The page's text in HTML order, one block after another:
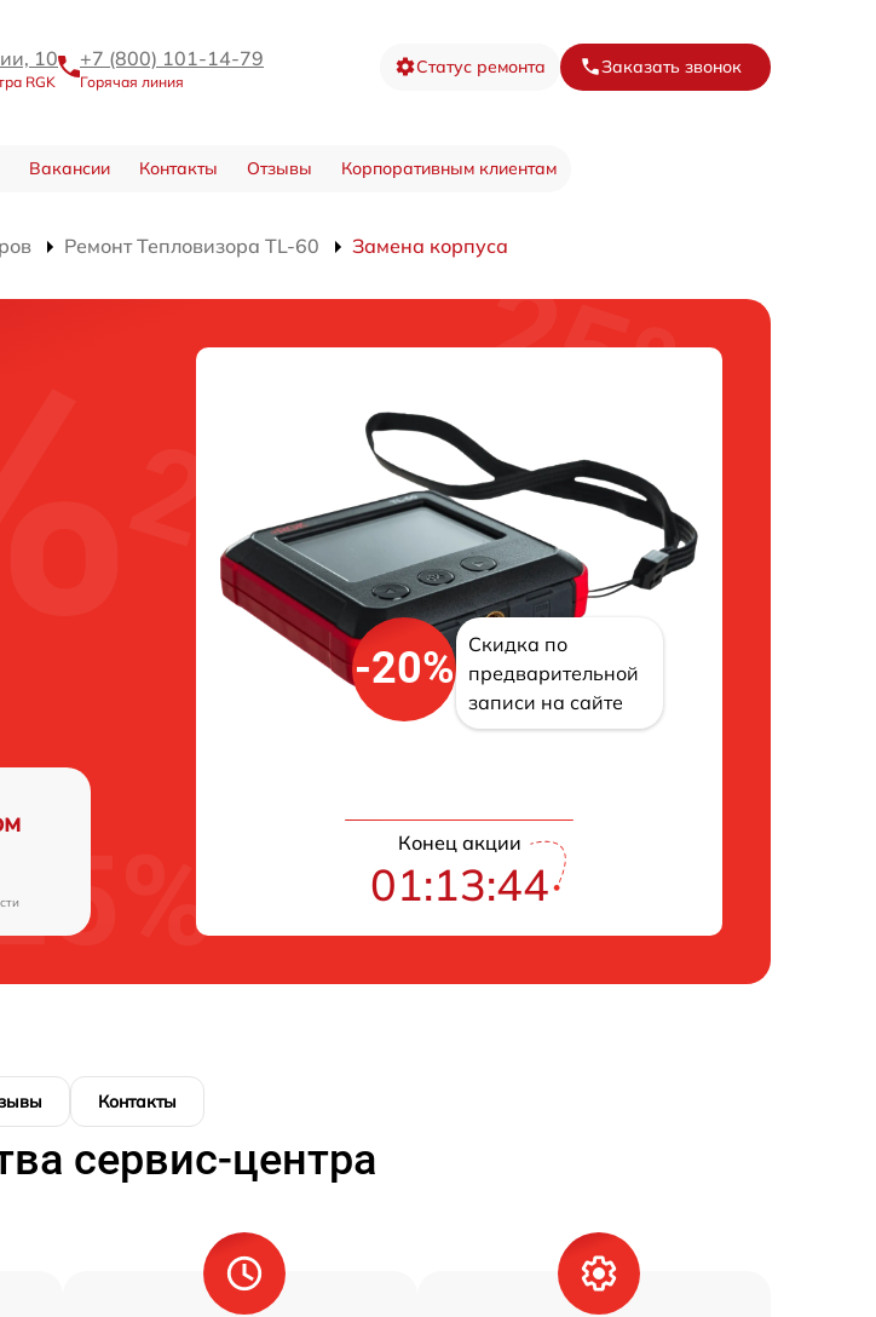
10
RGK
+7 (800) 101-14-79
Горячая линия
Статус ремонта Заказать звонок
Вакансии Контакты Отзывы Корпоративным клиентам
Ремонт Тепловизора TL-60 Замена корпуса
-20%
Скидка по
предварительной
записи на сайте
Конец акции
01:13:43
Контакты
сервис-центра